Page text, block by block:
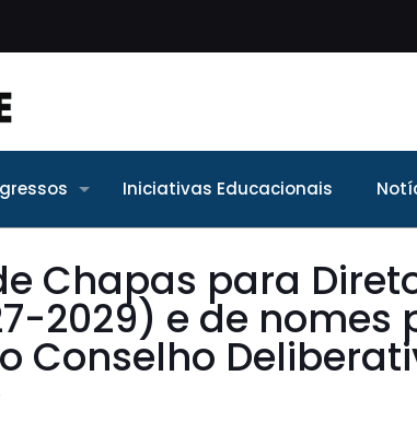
Iniciativas Educacionais
Chapas para
2029) e de nomes
Conselho